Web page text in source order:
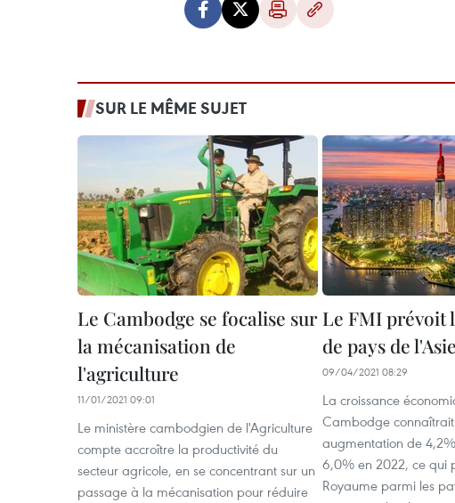
SUR LE MÊME SUJET
Le Cambodge se focalise sur
la mécanisation de
l'agriculture
11/01/2021 09:01
Le ministère cambodgien de l'Agriculture
compte accroître la productivité du
secteur agricole, en se concentrant sur un
passage à la mécanisation pour réduire
Le FMI prévoit
de pays de
09/04/2021 08:29
La croissance
Cambodge
augmentation de
6,0% en 2022, ce qui
Royaume parmi les